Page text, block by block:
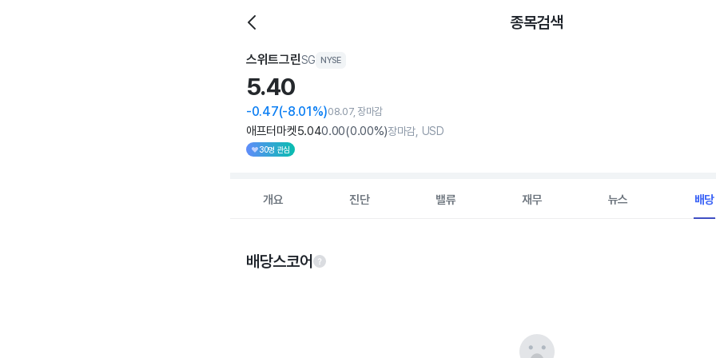
종목검색
스위트그린SG NYSE
5.40
-0.47(-8.01%)08.07, 장마감
애프터마켓5.040.00(0.00%)장마감, USD
30명 관심
개요 진단 밸류 재무 뉴스 배당
배당스코어